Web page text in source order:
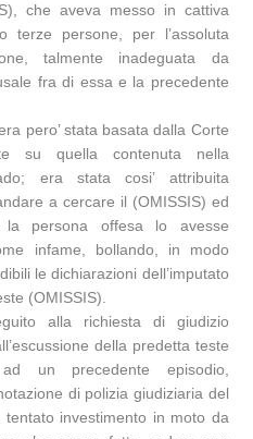
che aveva messo in cattiva
terze persone, per l’assoluta
talmente inadeguata da
fra di essa e la precedente
pero’ stata basata dalla Corte
su quella contenuta nella
era stata cosi’ attribuita
a cercare il (OMISSIS) ed
persona offesa lo avesse
infame, bollando, in modo
le dichiarazioni dell’imputato
(OMISSIS).
alla richiesta di giudizio
della predetta teste
un precedente episodio,
di polizia giudiziaria del
investimento in moto da